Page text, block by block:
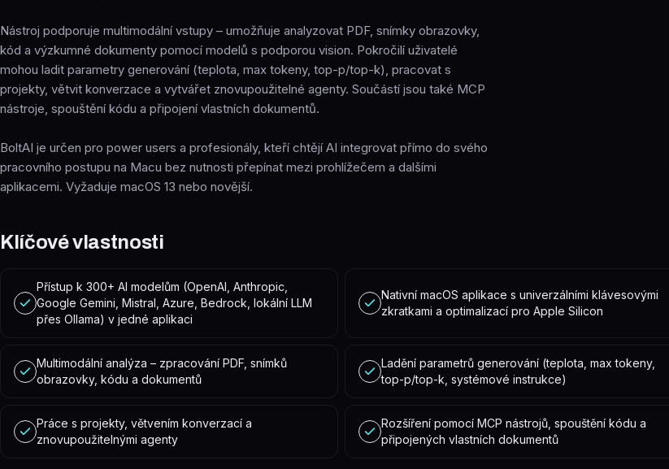
Nástroj podporuje multimodální vstupy – umožňuje analyzovat PDF, snímky obrazovky,
kód a výzkumné dokumenty pomocí modelů s podporou vision. Pokročilí uživatelé
mohou ladit parametry generování (teplota, max tokeny, top-p/top-k), pracovat s
projekty, větvit konverzace a vytvářet znovupoužitelné agenty. Součástí jsou také MCP
nástroje, spouštění kódu a připojení vlastních dokumentů.
BoltAI je určen pro power users a profesionály, kteří chtějí AI integrovat přímo do svého
pracovního postupu na Macu bez nutnosti přepínat mezi prohlížečem a dalšími
aplikacemi. Vyžaduje macOS 13 nebo novější.
Klíčové vlastnosti
Přístup k 300+ AI modelům (OpenAI, Anthropic,
Google Gemini, Mistral, Azure, Bedrock, lokální LLM
přes Ollama) v jedné aplikaci
Nativní macOS aplikace s univerzálními klávesovými
zkratkami a optimalizací pro Apple Silicon
Multimodální analýza – zpracování PDF, snímků
obrazovky, kódu a dokumentů
Ladění parametrů generování (teplota, max tokeny,
top-p/top-k, systémové instrukce)
Práce s projekty, větvením konverzací a
znovupoužitelnými agenty
Rozšíření pomocí MCP nástrojů, spouštění kódu a
připojených vlastních dokumentů